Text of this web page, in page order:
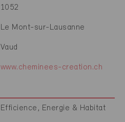
1052
Le Mont-sur-Lausanne
Vaud
www.cheminees-creation.ch
Efficience, Energie & Habitat